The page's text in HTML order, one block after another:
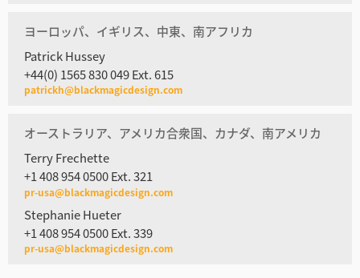
ヨーロッパ、イギリス、中東、南アフリカ
Patrick Hussey
+44(0) 1565 830 049 Ext. 615
patrickh@blackmagicdesign.com
オーストラリア、アメリカ合衆国、カナダ、南アメリカ
Terry Frechette
+1 408 954 0500 Ext. 321
pr-usa@blackmagicdesign.com
Stephanie Hueter
+1 408 954 0500 Ext. 339
pr-usa@blackmagicdesign.com